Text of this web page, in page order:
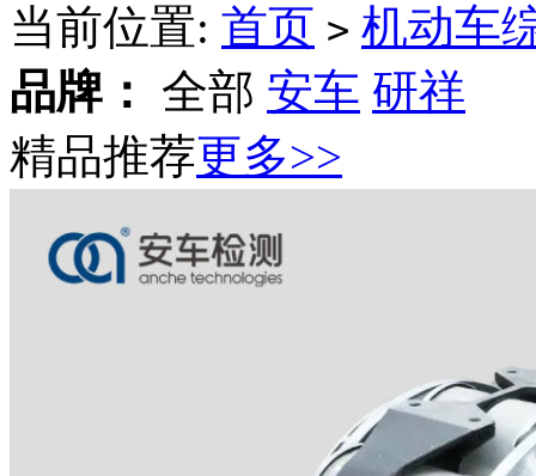
当前位置: 首页 > 机动车
品牌：
全部 安车 研祥
精品推荐更多>>